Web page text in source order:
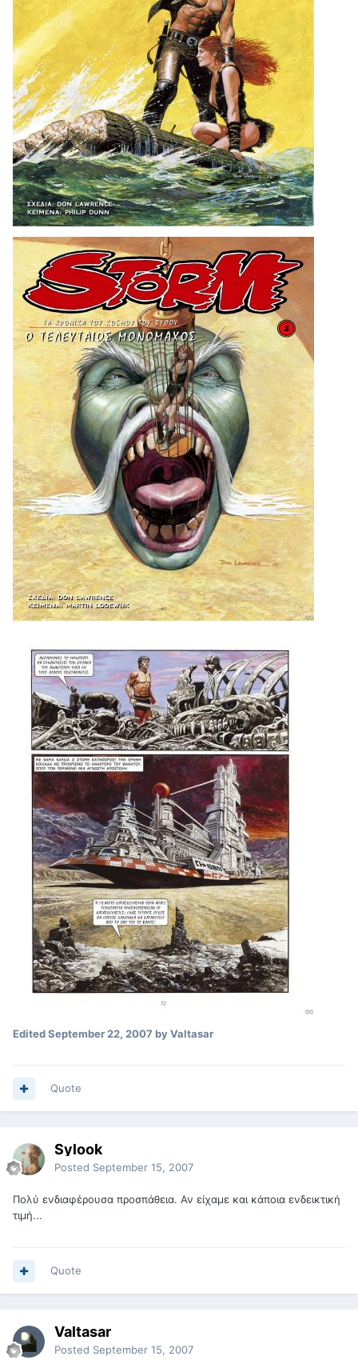
EditedSeptember 22, 2007 by Valtasar
Quote
Sylook
Posted September 15, 2007
Πολύ ενδιαφέρουσα προσπάθεια. Αν είχαμε και κάποια ενδεικτική
τιμή...
Quote
Valtasar
Posted September 15, 2007